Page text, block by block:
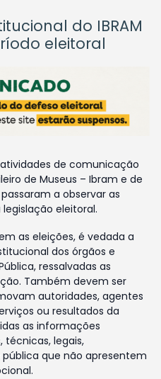
do IBRAM
eleitoral
de comunicação
de Museus – Ibram e de
a observar as
eleitoral.
as eleições, é vedada a
dos órgãos e
ressalvadas as
Também devem ser
autoridades, agentes
ou resultados da
as informações
legais,
que não apresentem